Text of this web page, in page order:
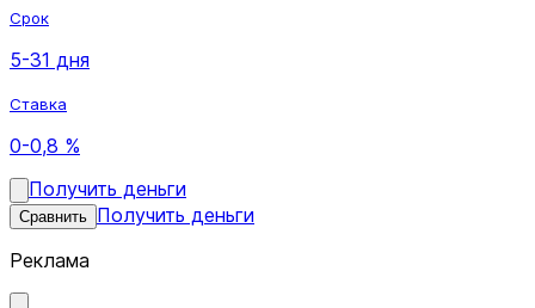
Срок
5-31 дня
Ставка
0-0,8 %
Получить деньги
Сравнить Получить деньги
Реклама